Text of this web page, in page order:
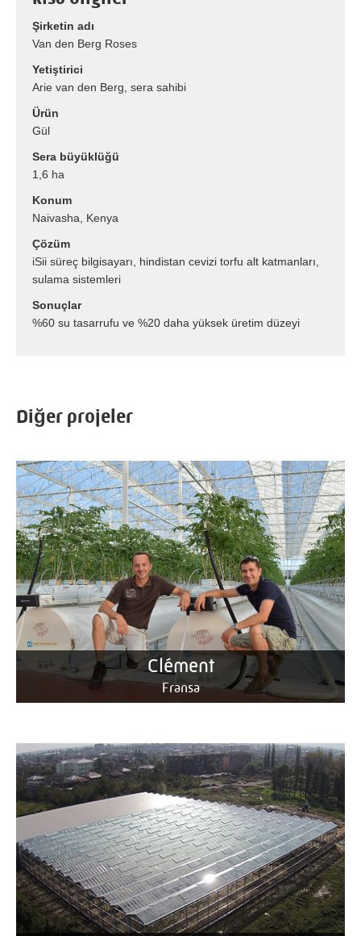
Şirketin adı
Van den Berg Roses
Yetiştirici
Arie van den Berg, sera sahibi
Ürün
Gül
Sera büyüklüğü
1,6 ha
Konum
Naivasha, Kenya
Çözüm
iSii süreç bilgisayarı, hindistan cevizi torfu alt katmanları,
sulama sistemleri
Sonuçlar
%60 su tasarrufu ve %20 daha yüksek üretim düzeyi
Diğer projeler
Clément
Fransa